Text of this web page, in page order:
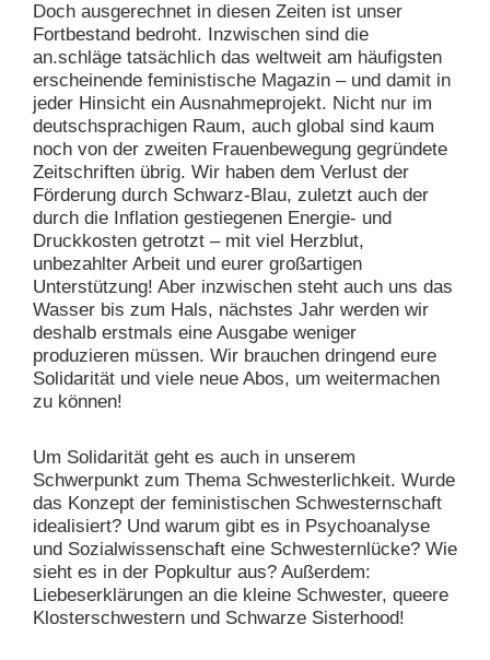
Doch ausgerechnet in diesen Zeiten ist unser
Fortbestand bedroht. Inzwischen sind die
an.schläge tatsächlich das weltweit am häufigsten
erscheinende feministische Magazin – und damit in
jeder Hinsicht ein Ausnahmeprojekt. Nicht nur im
deutschsprachigen Raum, auch global sind kaum
noch von der zweiten Frauenbewegung gegründete
Zeitschriften übrig. Wir haben dem Verlust der
Förderung durch Schwarz-Blau, zuletzt auch der
durch die Inflation gestiegenen Energie- und
Druckkosten getrotzt – mit viel Herzblut,
unbezahlter Arbeit und eurer großartigen
Unterstützung! Aber inzwischen steht auch uns das
Wasser bis zum Hals, nächstes Jahr werden wir
deshalb erstmals eine Ausgabe weniger
produzieren müssen. Wir brauchen dringend eure
Solidarität und viele neue Abos, um weitermachen
zu können!
Um Solidarität geht es auch in unserem
Schwerpunkt zum Thema Schwesterlichkeit. Wurde
das Konzept der feministischen Schwesternschaft
idealisiert? Und warum gibt es in Psychoanalyse
und Sozialwissenschaft eine Schwesternlücke? Wie
sieht es in der Popkultur aus? Außerdem:
Liebeserklärungen an die kleine Schwester, queere
Klosterschwestern und Schwarze Sisterhood!